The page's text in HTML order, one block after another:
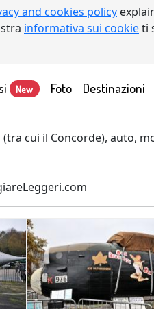
and cookies policy
informativa sui cookieti
New Foto Destinazioni
cui il Concorde), auto,